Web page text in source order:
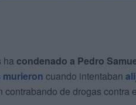
ha condenado a Pedro
murieron cuando intentaban
contrabando de drogas contra